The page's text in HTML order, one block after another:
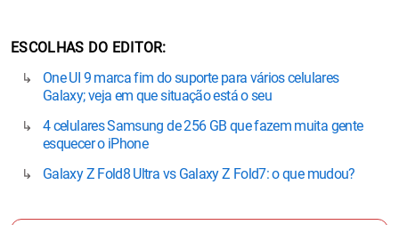
ESCOLHAS DO EDITOR
One UI 9 marca fim do suporte para vários celulares
Galaxy; veja em que situação está o seu
4 celulares Samsung de 256 GB que fazem muita gente
esquecer o iPhone
Galaxy Z Fold8 Ultra vs Galaxy Z Fold7: o que mudou?